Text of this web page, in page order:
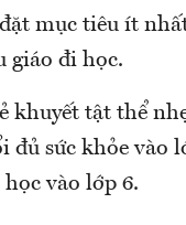
mục tiêu ít
giáo đi học.
khuyết tật thể
đủ sức khỏe vào
vào lớp 6.